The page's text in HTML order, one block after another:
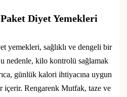
Diyet Yemekleri
yemekleri, sağlıklı ve dengeli bir
nedenle, kilo kontrolü sağlamak
günlük kalori ihtiyacına uygun
içerir. Rengarenk Mutfak, taze ve